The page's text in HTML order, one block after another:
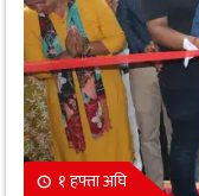
१ हफ्ता अघि